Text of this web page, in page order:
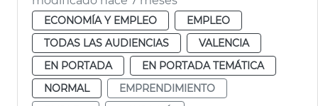
ECONOMÍA Y EMPLEO
EMPLEO
TODAS LAS AUDIENCIAS
VALENCIA
EN PORTADA
EN PORTADA TEMÁTICA
NORMAL
EMPRENDIMIENTO